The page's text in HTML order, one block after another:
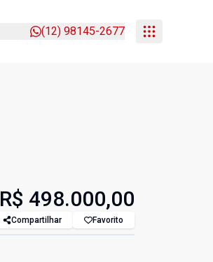
(12) 98145-2677
R$ 498.000,00
Compartilhar Favorito